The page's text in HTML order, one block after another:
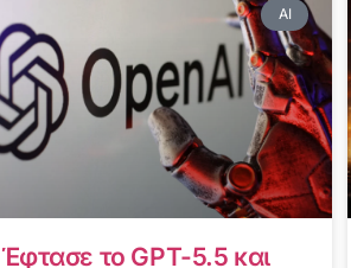
AI
Έφτασε το GPT-5.5 και